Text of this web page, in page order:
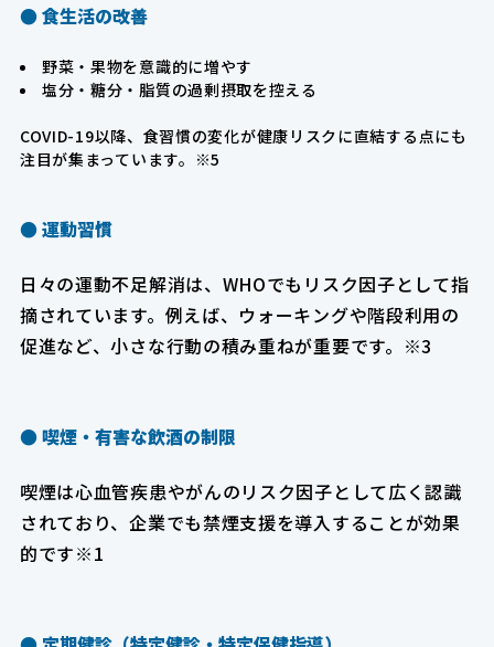
● 食生活の改善
野菜・果物を意識的に増やす
塩分・糖分・脂質の過剰摂取を控える
COVID-19以降、食習慣の変化が健康リスクに直結する点にも
注目が集まっています。※5
● 運動習慣
日々の運動不足解消は、WHOでもリスク因子として指
摘されています。例えば、ウォーキングや階段利用の
促進など、小さな行動の積み重ねが重要です。※3
● 喫煙・有害な飲酒の制限
喫煙は心血管疾患やがんのリスク因子として広く認識
されており、企業でも禁煙支援を導入することが効果
的です※1